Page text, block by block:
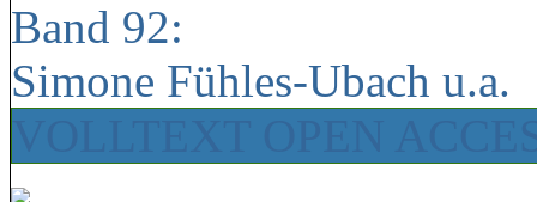
Band 92:
Simone Fühles-Ubach u.a.